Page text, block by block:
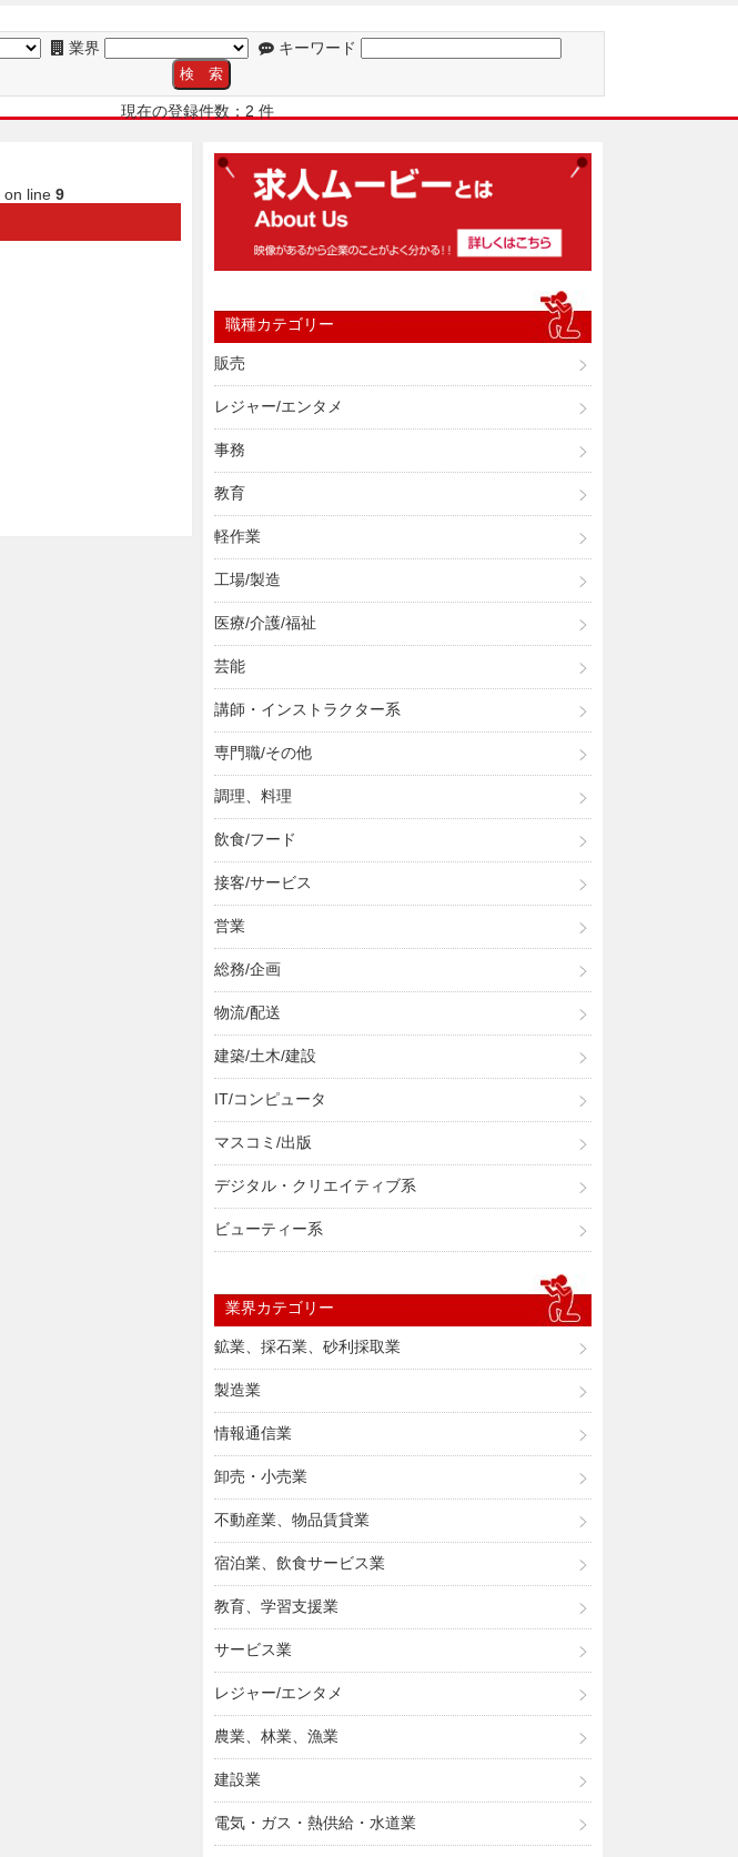
業界 キーワード
現在の登録件数：2 件
on line 9
職種カテゴリー
販売
レジャー/エンタメ
事務
教育
軽作業
工場/製造
医療/介護/福祉
芸能
講師・インストラクター系
専門職/その他
調理、料理
飲食/フード
接客/サービス
営業
総務/企画
物流/配送
建築/土木/建設
IT/コンピュータ
マスコミ/出版
デジタル・クリエイティブ系
ビューティー系
業界カテゴリー
鉱業、採石業、砂利採取業
製造業
情報通信業
卸売・小売業
不動産業、物品賃貸業
宿泊業、飲食サービス業
教育、学習支援業
サービス業
レジャー/エンタメ
農業、林業、漁業
建設業
電気・ガス・熱供給・水道業